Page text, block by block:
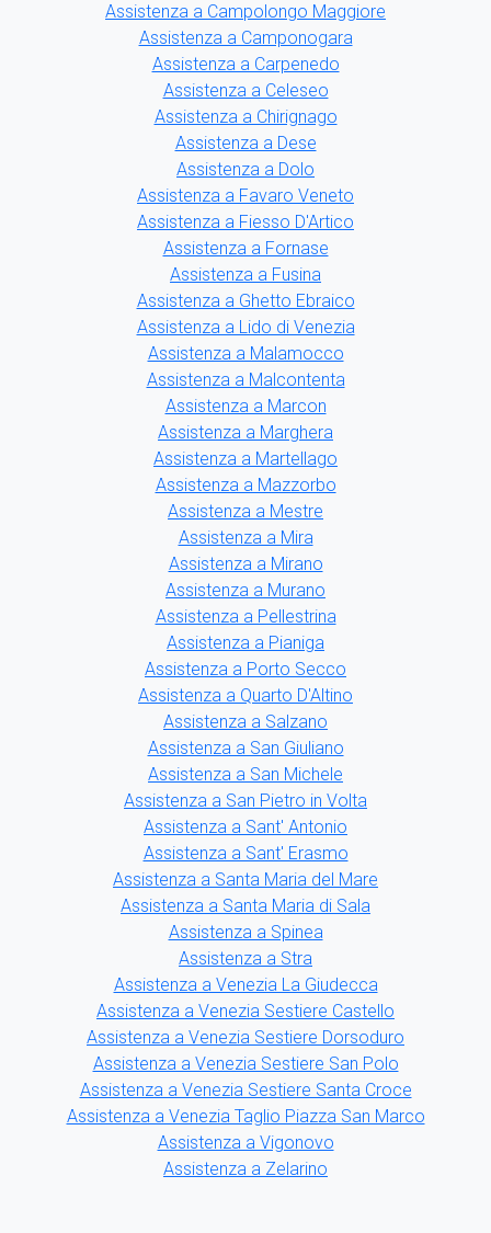
Assistenza a Campolongo Maggiore
Assistenza a Camponogara
Assistenza a Carpenedo
Assistenza a Celeseo
Assistenza a Chirignago
Assistenza a Dese
Assistenza a Dolo
Assistenza a Favaro Veneto
Assistenza a Fiesso D'Artico
Assistenza a Fornase
Assistenza a Fusina
Assistenza a Ghetto Ebraico
Assistenza a Lido di Venezia
Assistenza a Malamocco
Assistenza a Malcontenta
Assistenza a Marcon
Assistenza a Marghera
Assistenza a Martellago
Assistenza a Mazzorbo
Assistenza a Mestre
Assistenza a Mira
Assistenza a Mirano
Assistenza a Murano
Assistenza a Pellestrina
Assistenza a Pianiga
Assistenza a Porto Secco
Assistenza a Quarto D'Altino
Assistenza a Salzano
Assistenza a San Giuliano
Assistenza a San Michele
Assistenza a San Pietro in Volta
Assistenza a Sant' Antonio
Assistenza a Sant' Erasmo
Assistenza a Santa Maria del Mare
Assistenza a Santa Maria di Sala
Assistenza a Spinea
Assistenza a Stra
Assistenza a Venezia La Giudecca
Assistenza a Venezia Sestiere Castello
Assistenza a Venezia Sestiere Dorsoduro
Assistenza a Venezia Sestiere San Polo
Assistenza a Venezia Sestiere Santa Croce
Assistenza a Venezia Taglio Piazza San Marco
Assistenza a Vigonovo
Assistenza a Zelarino